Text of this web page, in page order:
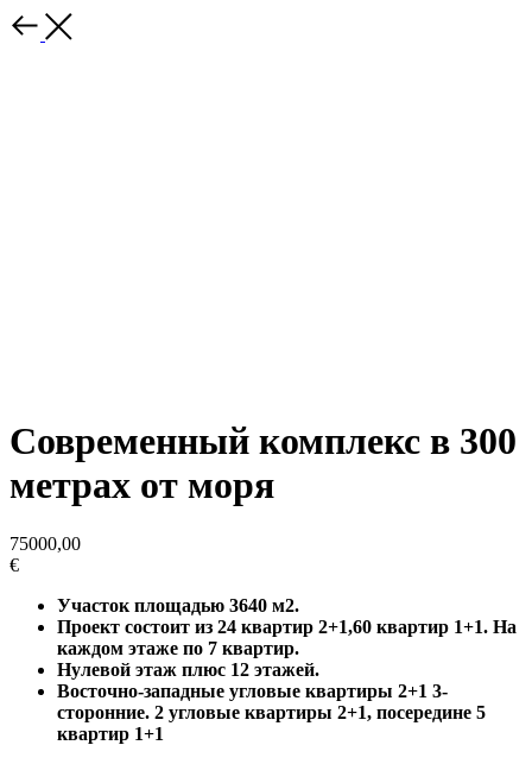
Современный комплекс в 300
метрах от моря
75000,00
€
Участок площадью 3640 м2.
Проект состоит из 24 квартир 2+1,60 квартир 1+1. На
каждом этаже по 7 квартир.
Нулевой этаж плюс 12 этажей.
Восточно-западные угловые квартиры 2+1 3-
сторонние. 2 угловые квартиры 2+1, посередине 5
квартир 1+1